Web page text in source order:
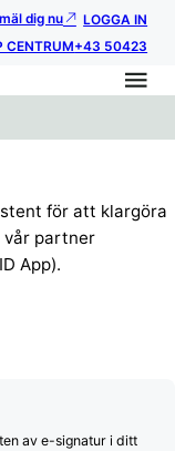
dig nu
LOGGA IN
CENTRUM+43 50423
för att klargöra
vår partner
App).
av e-signatur i ditt